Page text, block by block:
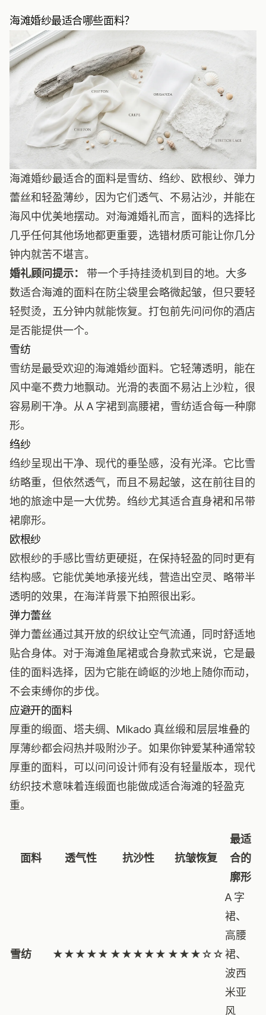
海滩婚纱最适合哪些面料？
海滩婚纱最适合的面料是雪纺、绉纱、欧根纱、弹力
蕾丝和轻盈薄纱，因为它们透气、不易沾沙，并能在
海风中优美地摆动。对海滩婚礼而言，面料的选择比
几乎任何其他场地都更重要，选错材质可能让你几分
钟内就苦不堪言。
婚礼顾问提示：
带一个手持挂烫机到目的地。大多
数适合海滩的面料在防尘袋里会略微起皱，但只要轻
轻熨烫，五分钟内就能恢复。打包前先问问你的酒店
是否能提供一个。
雪纺
雪纺是最受欢迎的海滩婚纱面料。它轻薄透明，能在
风中毫不费力地飘动。光滑的表面不易沾上沙粒，很
容易刷干净。从 A 字裙到高腰裙，雪纺适合每一种廓
形。
绉纱
绉纱呈现出干净、现代的垂坠感，没有光泽。它比雪
纺略重，但依然透气，而且不易起皱，这在前往目的
地的旅途中是一大优势。绉纱尤其适合直身裙和吊带
裙廓形。
欧根纱
欧根纱的手感比雪纺更硬挺，在保持轻盈的同时更有
结构感。它能优美地承接光线，营造出空灵、略带半
透明的效果，在海洋背景下拍照很出彩。
弹力蕾丝
弹力蕾丝通过其开放的织纹让空气流通，同时舒适地
贴合身体。对于海滩鱼尾裙或合身款式来说，它是最
佳的面料选择，因为它能在崎岖的沙地上随你而动，
不会束缚你的步伐。
应避开的面料
厚重的缎面、塔夫绸、Mikado 真丝缎和层层堆叠的
厚薄纱都会闷热并吸附沙子。如果你钟爱某种通常较
厚重的面料，可以问问设计师有没有轻量版本，现代
纺织技术意味着连缎面也能做成适合海滩的轻盈克
重。
面料 透气性 抗沙性 抗皱恢复
最适
合的
廓形
雪纺 ★★★★★ ★★★★★ ★★★☆☆
A 字
裙、
高腰
裙、
波西
米亚
风